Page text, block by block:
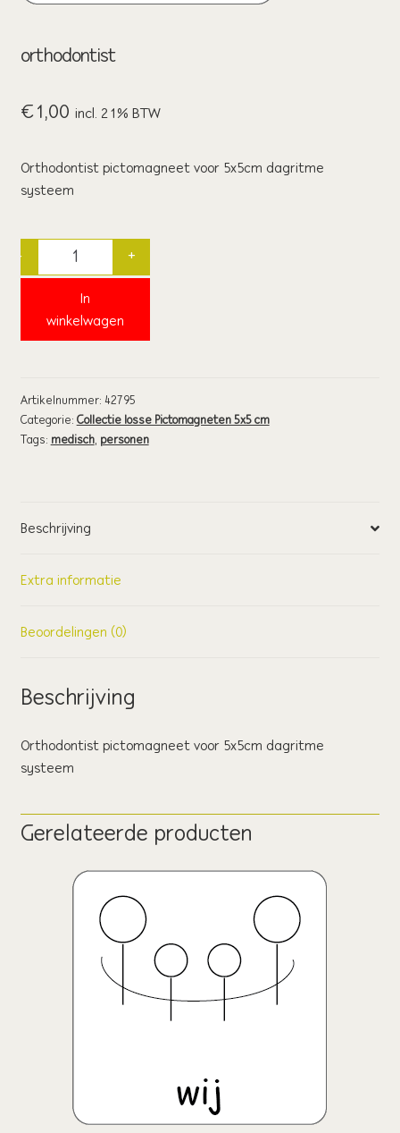
winkel
winkelwagen
orthodontist
€ 1,00 incl. 21% BTW
Orthodontist pictomagneet voor 5x5cm dagritme
systeem
Quantity
- +
In
winkelwagen
Artikelnummer: 42795
Categorie: Collectie losse Pictomagneten 5x5 cm
Tags: medisch, personen
Beschrijving
Extra informatie
Beoordelingen (0)
Beschrijving
Orthodontist pictomagneet voor 5x5cm dagritme
systeem
Gerelateerde producten